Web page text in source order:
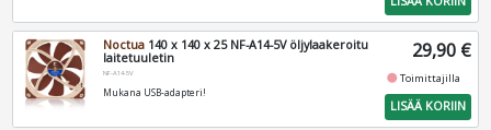
Noctua 140 x 140 x 25 NF-A14-5V öljylaakeroitu
laitetuuletin
NF-A14-5V
Mukana USB-adapteri!
29,90 €
fiber_manual_recordToimittajilla
LISÄÄ KORIIN